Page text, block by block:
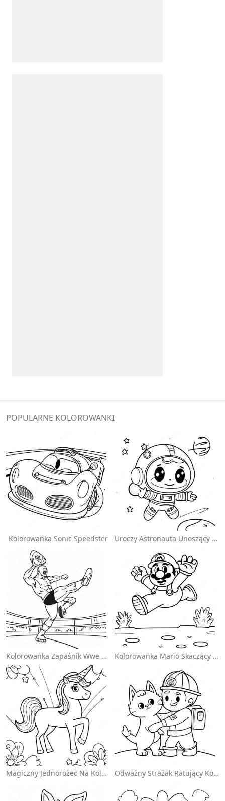
POPULARNE KOLOROWANKI
Kolorowanka Sonic Speedster Uroczy Astronauta Unoszący Się W Kosmosie - Kolorowanka
Kolorowanka Zapaśnik Wwe Skaczący Na Przeciwnika Kolorowanka Mario Skaczący Nad Goombami
Magiczny Jednorożec Na Kolorowance Z Tęczą Odważny Strażak Ratujący Kota - Kolorowanka